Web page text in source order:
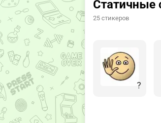
Статичные
25 стикеров
?